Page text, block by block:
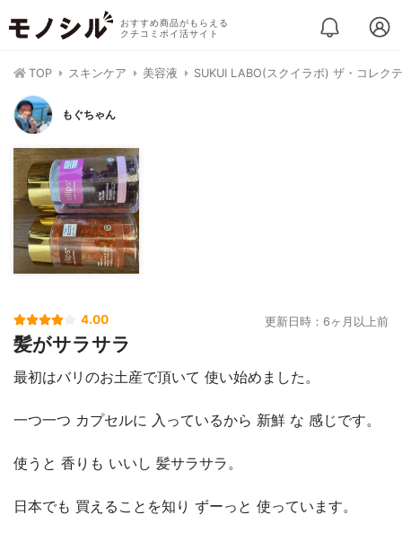
おすすめ商品がもらえる
クチコミポイ活サイト
TOP スキンケア 美容液 SUKUI LABO(スクイラボ) ザ・コレク
もぐちゃん
4.00 更新日時：6ヶ月以上前
髪がサラサラ
最初はバリのお土産で頂いて 使い始めました。
一つ一つ カプセルに 入っているから 新鮮 な 感じです。
使うと 香りも いいし 髪サラサラ。
日本でも 買えることを知り ずーっと 使っています。